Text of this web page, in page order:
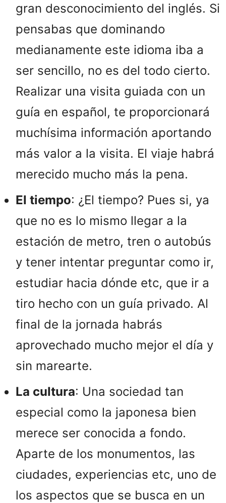
gran desconocimiento del inglés. Si
pensabas que dominando
medianamente este idioma iba a
ser sencillo, no es del todo cierto.
Realizar una visita guiada con un
guía en español, te proporcionará
muchísima información aportando
más valor a la visita. El viaje habrá
merecido mucho más la pena.
El tiempo: ¿El tiempo? Pues si, ya
que no es lo mismo llegar a la
estación de metro, tren o autobús
y tener intentar preguntar como ir,
estudiar hacia dónde etc, que ir a
tiro hecho con un guía privado. Al
final de la jornada habrás
aprovechado mucho mejor el día y
sin marearte.
La cultura: Una sociedad tan
especial como la japonesa bien
merece ser conocida a fondo.
Aparte de los monumentos, las
ciudades, experiencias etc, uno de
los aspectos que se busca en un